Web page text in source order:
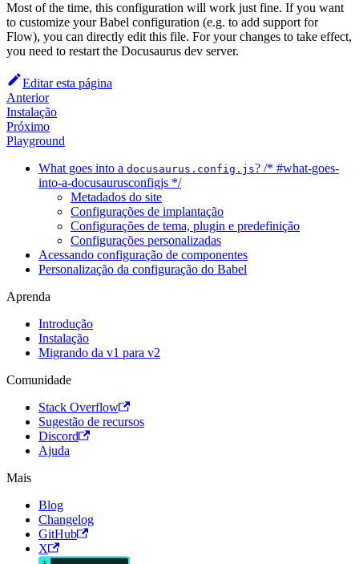
Most of the time, this configuration will work just fine. If you want
to customize your Babel configuration (e.g. to add support for
Flow), you can directly edit this file. For your changes to take effect,
you need to restart the Docusaurus dev server.
Editar esta página
Anterior
Instalação
Próximo
Playground
What goes into a docusaurus.config.js? /* #what-goes-
into-a-docusaurusconfigjs */
Metadados do site
Configurações de implantação
Configurações de tema, plugin e predefinição
Configurações personalizadas
Acessando configuração de componentes
Personalização da configuração do Babel
Aprenda
Introdução
Instalação
Migrando da v1 para v2
Comunidade
Stack Overflow
Sugestão de recursos
Discord
Ajuda
Mais
Blog
Changelog
GitHub
X